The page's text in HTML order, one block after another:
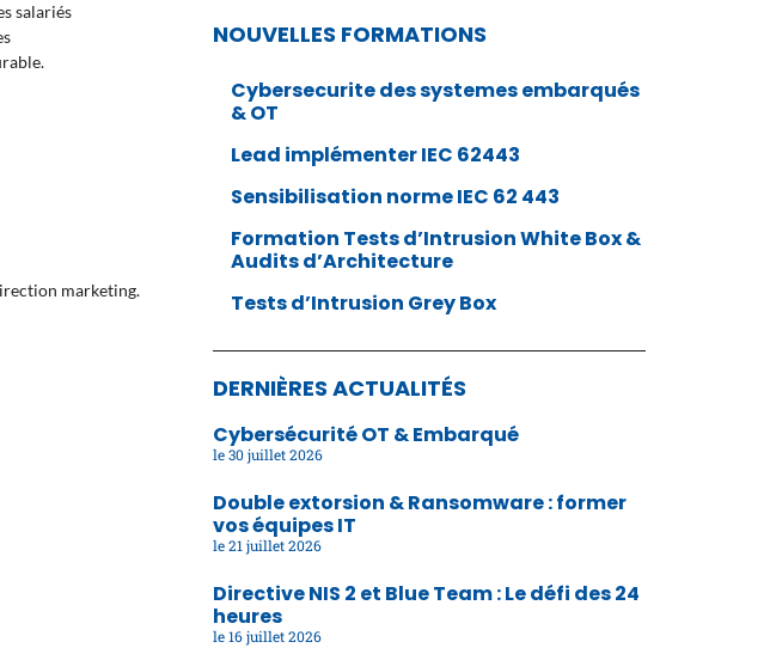
salariés
marketing.
NOUVELLES FORMATIONS
Cybersecurite des systemes embarqués
& OT
Lead implémenter IEC 62443
Sensibilisation norme IEC 62 443
Formation Tests d’Intrusion White Box &
Audits d’Architecture
Tests d’Intrusion Grey Box
DERNIÈRES ACTUALITÉS
Cybersécurité OT & Embarqué
30 juillet 2026
Double extorsion & Ransomware : former
vos équipes IT
21 juillet 2026
Directive NIS 2 et Blue Team : Le défi des 24
heures
16 juillet 2026